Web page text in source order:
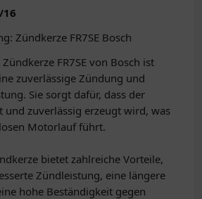
16
Zündkerze FR7SE Bosch
Zündkerze FR7SE von Bosch ist
zuverlässige Zündung und
Sie sorgt dafür, dass der
und zuverlässig erzeugt wird, was
Motorlauf führt.
bietet zahlreiche Vorteile,
Zündleistung, eine längere
hohe Beständigkeit gegen